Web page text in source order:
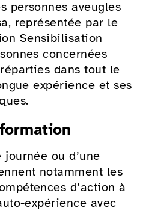
personnes aveugles
représentée par le
Sensibilisation
concernées
dans tout le
expérience et ses
ou d’une
notamment les
d’action à
expérience avec